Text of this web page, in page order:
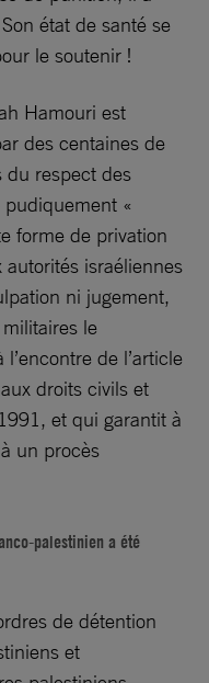
état de santé se
le soutenir !
Hamouri est
des centaines de
du respect des
pudiquement «
forme de privation
israéliennes
ni jugement,
le
de l’article
droits civils et
et qui garantit à
un procès
palestinien a été
de détention
et